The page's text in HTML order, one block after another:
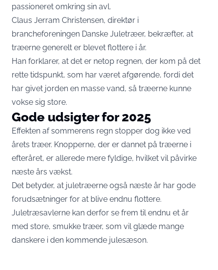
passioneret omkring sin avl.
Claus Jerram Christensen, direktør i
brancheforeningen Danske Juletræer, bekræfter, at
træerne generelt er blevet flottere i år.
Han forklarer, at det er netop regnen, der kom på det
rette tidspunkt, som har været afgørende, fordi det
har givet jorden en masse vand, så træerne kunne
vokse sig store.
Gode udsigter for 2025
Effekten af sommerens regn stopper dog ikke ved
årets træer. Knopperne, der er dannet på træerne i
efteråret, er allerede mere fyldige, hvilket vil påvirke
næste års vækst.
Det betyder, at juletræerne også næste år har gode
forudsætninger for at blive endnu flottere.
Juletræsavlerne kan derfor se frem til endnu et år
med store, smukke træer, som vil glæde mange
danskere i den kommende julesæson.